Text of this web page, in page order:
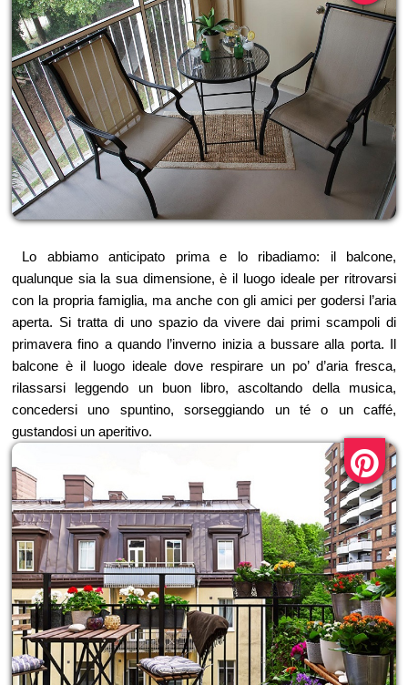
Lo abbiamo anticipato prima e lo ribadiamo: il balcone,
qualunque sia la sua dimensione, è il luogo ideale per ritrovarsi
con la propria famiglia, ma anche con gli amici per godersi l’aria
aperta. Si tratta di uno spazio da vivere dai primi scampoli di
primavera fino a quando l’inverno inizia a bussare alla porta. Il
balcone è il luogo ideale dove respirare un po’ d’aria fresca,
rilassarsi leggendo un buon libro, ascoltando della musica,
concedersi uno spuntino, sorseggiando un té o un caffé,
gustandosi un aperitivo.